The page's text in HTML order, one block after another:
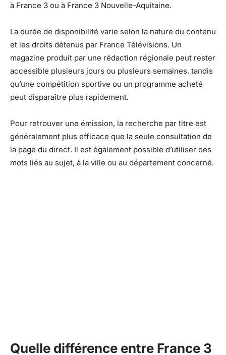
à France 3 ou à France 3 Nouvelle-Aquitaine.
La durée de disponibilité varie selon la nature du contenu
et les droits détenus par France Télévisions. Un
magazine produit par une rédaction régionale peut rester
accessible plusieurs jours ou plusieurs semaines, tandis
qu’une compétition sportive ou un programme acheté
peut disparaître plus rapidement.
Pour retrouver une émission, la recherche par titre est
généralement plus efficace que la seule consultation de
la page du direct. Il est également possible d’utiliser des
mots liés au sujet, à la ville ou au département concerné.
Quelle différence entre France 3